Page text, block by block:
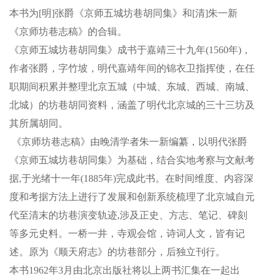
本书为[明]张爵《京师五城坊巷胡同集》和[清]朱一新
《京师坊巷志稿》的合辑。
《京师五城坊巷胡同集》成书于嘉靖三十九年(1560年)，
作者张爵，字竹坡，明代嘉靖年间的锦衣卫指挥使，在任
职期间积累并整理北京五城（中城、东城、西城、南城、
北城）的坊巷胡同资料，涵盖了明代北京城的三十三坊及
其所属胡同。
《京师坊巷志稿》由晚清学者朱一新编纂，以明代张爵
《京师五城坊巷胡同集》为基础，结合实地考察与文献考
据,于光绪十一年(1885年)完成此书。在时间维度、内容深
度和考据方法上进行了发展和创新系统梳理了北京城自元
代至清末的坊巷演变轨迹,涉及正史、方志、笔记、碑刻
等多元史料。一桥一井，寺观会馆，诗词人文，皆有记
述。原为《顺天府志》的坊巷部分，后独立刊行。
本书1962年3月由北京出版社将以上两书汇集在一起出